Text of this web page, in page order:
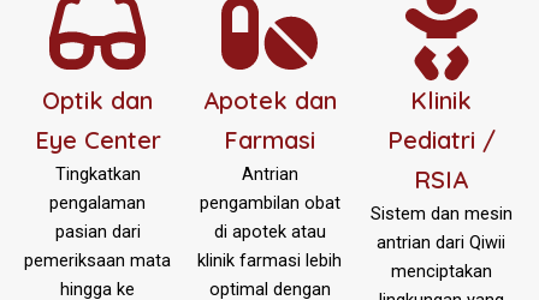
Optik dan
Eye Center
Tingkatkan
pengalaman
pasian dari
pemeriksaan mata
hingga ke
Apotek dan
Farmasi
Antrian
pengambilan obat
di apotek atau
klinik farmasi lebih
optimal dengan
Klinik
Pediatri /
RSIA
Sistem dan mesin
antrian dari Qiwii
menciptakan